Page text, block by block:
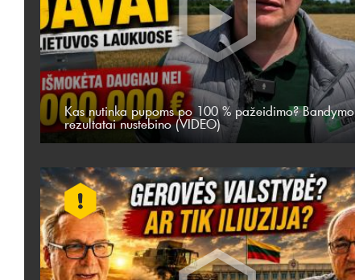
Kas nutinka pupoms po 100 % pažeidimo? Bandymo
rezultatai nustebino (VIDEO)